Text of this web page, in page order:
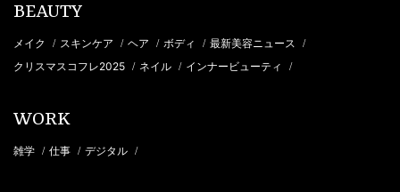
BEAUTY
メイク / スキンケア / ヘア / ボディ / 最新美容ニュース /
クリスマスコフレ2025 / ネイル / インナービューティ /
WORK
雑学 / 仕事 / デジタル /